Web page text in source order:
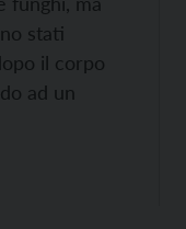
stati
il corpo
ad un